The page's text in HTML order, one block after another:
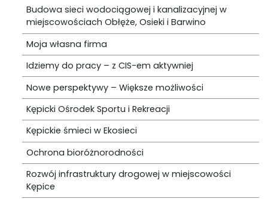
Budowa sieci wodociągowej i kanalizacyjnej w
miejscowościach Obłęże, Osieki i Barwino
Moja własna firma
Idziemy do pracy – z CIS-em aktywniej
Nowe perspektywy – Większe możliwości
Kępicki Ośrodek Sportu i Rekreacji
Kępickie śmieci w Ekosieci
Ochrona bioróżnorodności
Rozwój infrastruktury drogowej w miejscowości
Kępice